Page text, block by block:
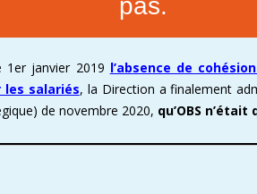
ENOVACOM
CONTINUE
CFDT
CSE & RP – MANDATS ATTRACTIFS !
COMMENT
DEVENEZ
pas.
1er janvier 2019 l’absence de
les salariés, la Direction a finalement
de novembre 2020, qu’OBS